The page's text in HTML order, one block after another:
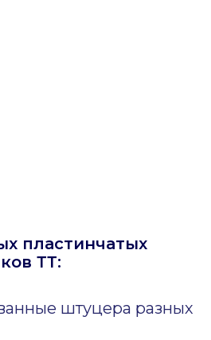
пластинчатых
ТТ:
штуцера разных